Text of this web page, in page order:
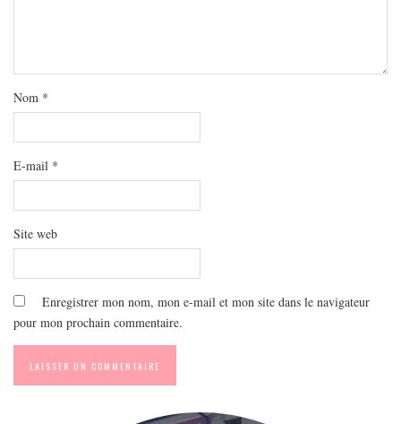
BEAUTÉ
ME CONTACTER
A PROPOS
PARUTIONS ET PARTENARIATS
Nom *
E-mail *
Site web
Enregistrer mon nom, mon e-mail et mon site dans le navigateur
pour mon prochain commentaire.